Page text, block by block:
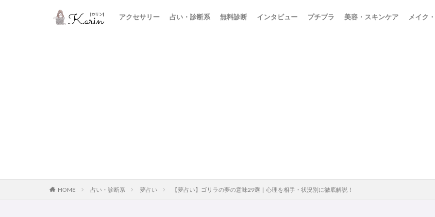
アクセサリー 占い・診断系 無料診断 インタビュー プチプラ 美容・スキンケア メイク
HOME 占い・診断系 夢占い 【夢占い】ゴリラの夢の意味29選｜心理を相手・状況別に徹底解説！